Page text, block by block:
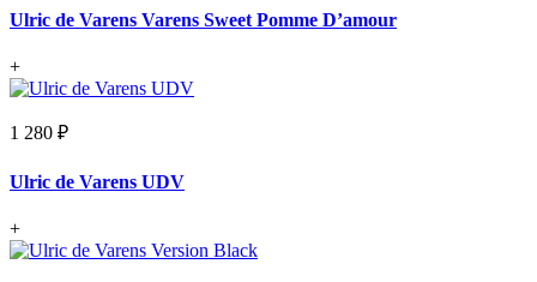
Ulric de Varens Varens Sweet Pomme D’amour
+
1 280 ₽
Ulric de Varens UDV
+